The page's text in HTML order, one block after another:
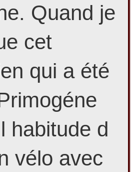
Quand je
cet
qui a été
habitude d
vélo avec